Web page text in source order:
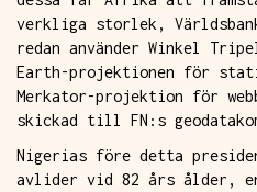
verkliga storlek,
redan använder Winkel
Earth-projektionen för
Merkator-projektion för
skickad till FN:s
Nigerias före detta president
avlider vid 82 års ålder,